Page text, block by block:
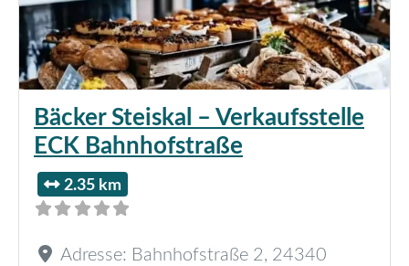
Bäcker Steiskal – Verkaufsstelle
ECK Bahnhofstraße
2.35 km
Adresse: Bahnhofstraße 2, 24340